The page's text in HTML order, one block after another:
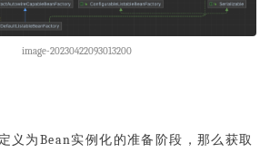
image-20230422093013200
义为Bean实例化的准备阶段，那么获取